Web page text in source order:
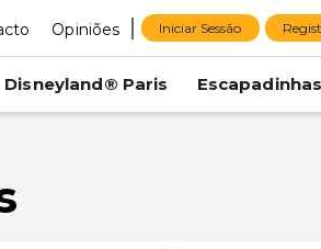
Opiniões Iniciar Sessão
Disneyland® Paris Escapadinhas